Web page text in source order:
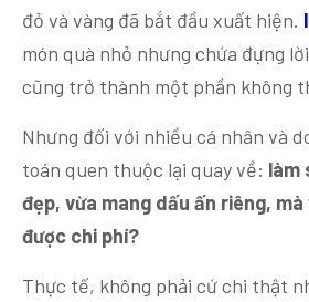
đỏ và vàng đã bắt đầu xuất hiện.
món quà nhỏ nhưng chứa đựng
cũng trở thành một phần không
Nhưng đối với nhiều cá nhân và
toán quen thuộc lại quay về: làm
đẹp, vừa mang dấu ấn riêng,
được chi phí?
Thực tế, không phải cứ chi thật